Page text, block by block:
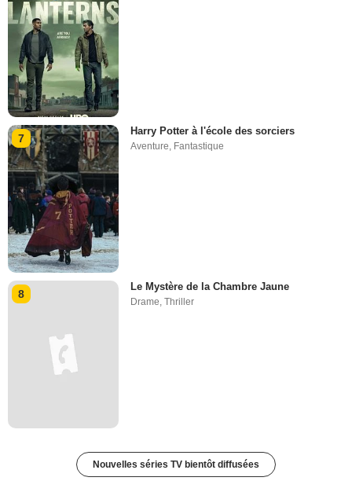
7
Harry Potter à l'école des sorciers
Aventure Fantastique
8
Le Mystère de la Chambre Jaune
Drame,Thriller
Nouvelles séries TV bientôt diffusées